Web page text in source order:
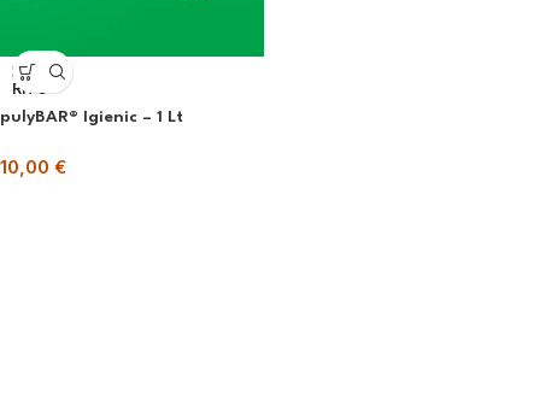
ESAU
RITO
pulyBAR® Igienic – 1 Lt
10,00 €